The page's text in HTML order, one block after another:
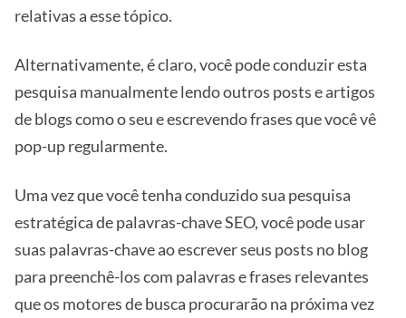
relativas a esse tópico.
Alternativamente, é claro, você pode conduzir esta
pesquisa manualmente lendo outros posts e artigos
de blogs como o seu e escrevendo frases que você vê
pop-up regularmente.
Uma vez que você tenha conduzido sua pesquisa
estratégica de palavras-chave SEO, você pode usar
suas palavras-chave ao escrever seus posts no blog
para preenchê-los com palavras e frases relevantes
que os motores de busca procurarão na próxima vez